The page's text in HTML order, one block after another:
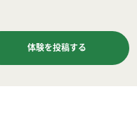
体験を投稿する